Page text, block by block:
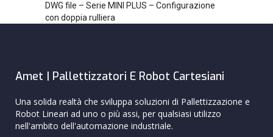
DWG file – Serie MINI PLUS – Configurazione
con doppia rulliera
Amet | Pallettizzatori E Robot Cartesiani
Una solida realtà che sviluppa soluzioni di Pallettizzazione e
Robot Lineari ad uno o più assi, per qualsiasi utilizzo
nell'ambito dell'automazione industriale.